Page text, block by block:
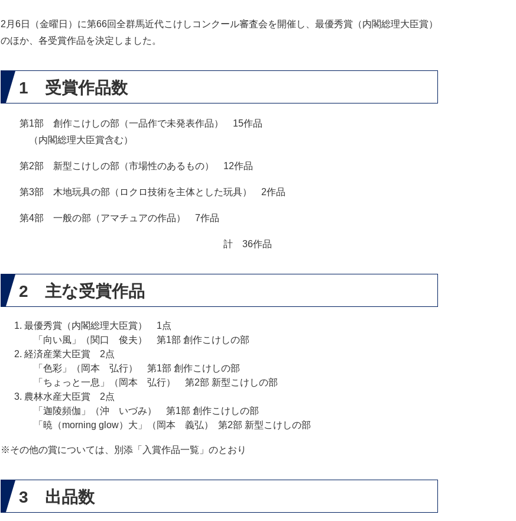
2月6日（金曜日）に第66回全群馬近代こけしコンクール審査会を開催し、最優秀賞（内閣総理大臣賞）
のほか、各受賞作品を決定しました。
1 受賞作品数
第1部 創作こけしの部（一品作で未発表作品） 15作品
（内閣総理大臣賞含む）
第2部 新型こけしの部（市場性のあるもの） 12作品
第3部 木地玩具の部（ロクロ技術を主体とした玩具） 2作品
第4部 一般の部（アマチュアの作品） 7作品
計 36作品
2 主な受賞作品
最優秀賞（内閣総理大臣賞） 1点
「向い風」（関口 俊夫） 第1部 創作こけしの部
経済産業大臣賞 2点
「色彩」（岡本 弘行） 第1部 創作こけしの部
「ちょっと一息」（岡本 弘行） 第2部 新型こけしの部
農林水産大臣賞 2点
「迦陵頻伽」（沖 いづみ） 第1部 創作こけしの部
「暁（morning glow）大」（岡本 義弘） 第2部 新型こけしの部
※その他の賞については、別添「入賞作品一覧」のとおり​
3 出品数